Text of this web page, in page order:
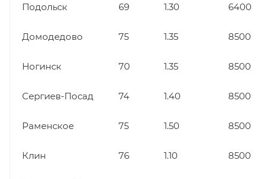
Подольск 69 1.30 6400
Домодедово 75 1.35 8500
Ногинск 70 1.35 8500
Сергиев-Посад 74 1.40 8500
Раменское 75 1.50 8500
Клин 76 1.10 8500